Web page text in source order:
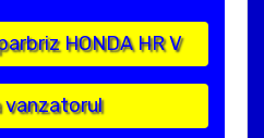
HONDA HR V
vanzatorul